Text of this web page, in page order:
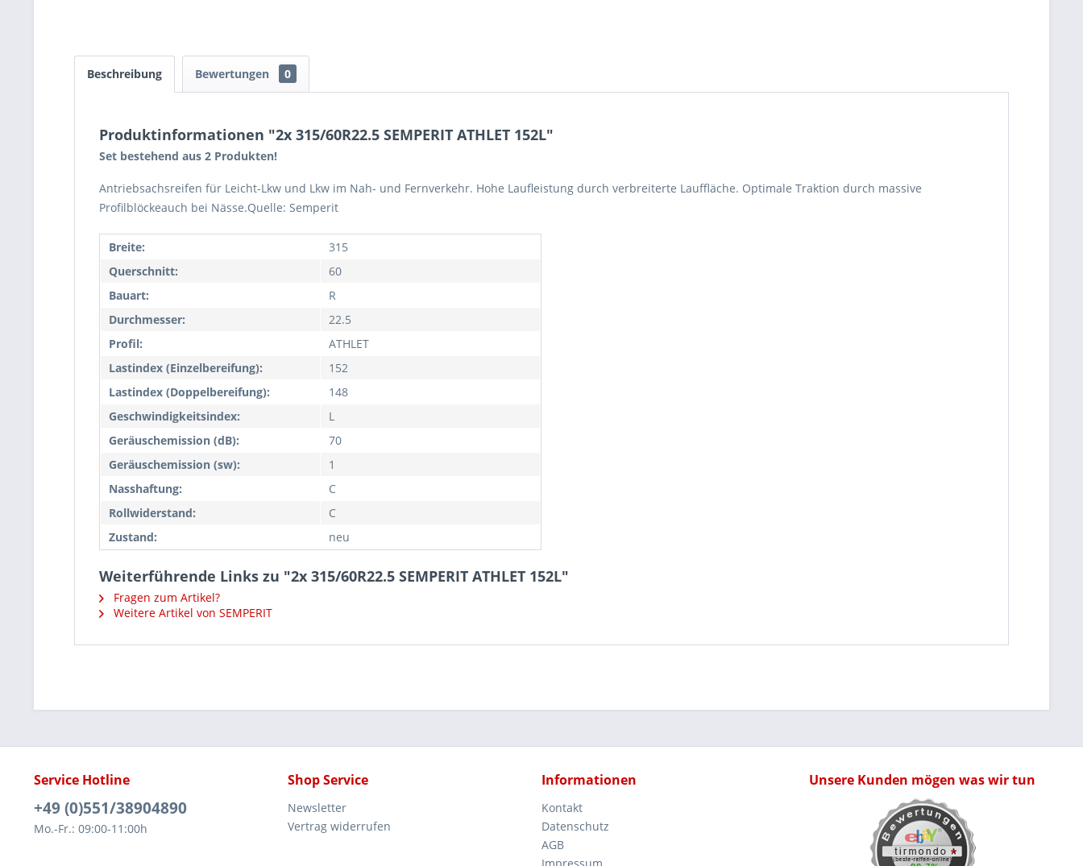
Beschreibung Bewertungen 0
Produktinformationen "2x 315/60R22.5 SEMPERIT ATHLET 152L"
Set bestehend aus 2 Produkten!
Antriebsachsreifen für Leicht-Lkw und Lkw im Nah- und Fernverkehr. Hohe Laufleistung durch verbreiterte Lauffläche. Optimale Traktion durch massive
Profilblöckeauch bei Nässe.Quelle: Semperit
Breite:
315
Querschnitt:
60
Bauart:
R
Durchmesser:
22.5
Profil:
ATHLET
Lastindex (Einzelbereifung):
152
Lastindex (Doppelbereifung):
148
Geschwindigkeitsindex:
L
Geräuschemission (dB):
70
Geräuschemission (sw):
1
Nasshaftung:
C
Rollwiderstand:
C
Zustand:
neu
Weiterführende Links zu "2x 315/60R22.5 SEMPERIT ATHLET 152L"
Fragen zum Artikel?
Weitere Artikel von SEMPERIT
Service Hotline
+49 (0)551/38904890
Mo.-Fr.: 09:00-11:00h
Shop Service
Newsletter
Vertrag widerrufen
Informationen
Kontakt
Datenschutz
AGB
Unsere Kunden mögen was wir tun